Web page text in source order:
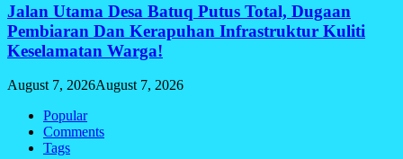
Jalan Utama Desa Batuq Putus Total, Dugaan
Pembiaran Dan Kerapuhan Infrastruktur Kuliti
Keselamatan Warga!
August 7, 2026August 7, 2026
Popular
Comments
Tags